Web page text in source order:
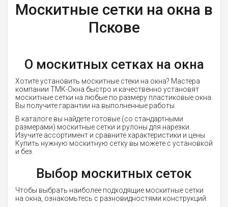
Москитные сетки на окна в
Пскове
О москитных сетках на окна
Хотите установить москитные стеки на окна? Мастера
компании ТМК-Окна быстро и качественно установят
москитные сетки на любые по размеру пластиковые окна.
Вы получите гарантии на выполненные работы.
В каталоге вы найдете готовые (со стандартными
размерами) москитные сетки и рулоны для нарезки.
Изучите ассортимент и сравните характеристики и цены.
Купить нужную москитную сетку вы можете с установкой
и без.
Выбор москитных сеток
Чтобы выбрать наиболее подходящие москитные сетки
на окна, ознакомьтесь с разновидностями конструкций.